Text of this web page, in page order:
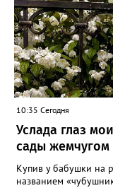
10:35 Сегодня
Услада глаз
сады жемчугом
Купив у бабушки на
названием